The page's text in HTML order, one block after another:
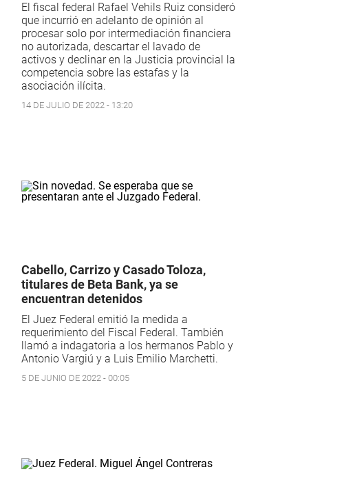
El fiscal federal Rafael Vehils Ruiz consideró
que incurrió en adelanto de opinión al
procesar solo por intermediación financiera
no autorizada, descartar el lavado de
activos y declinar en la Justicia provincial la
competencia sobre las estafas y la
asociación ilícita.
14 DE JULIO DE 2022 - 13:20
Cabello, Carrizo y Casado Toloza,
titulares de Beta Bank, ya se
encuentran detenidos
El Juez Federal emitió la medida a
requerimiento del Fiscal Federal. También
llamó a indagatoria a los hermanos Pablo y
Antonio Vargiú y a Luis Emilio Marchetti.
5 DE JUNIO DE 2022 - 00:05